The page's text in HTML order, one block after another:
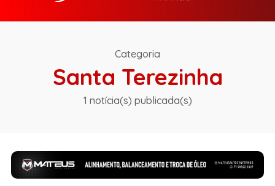
Categoria
Santa Terezinha
1 notícia(s) publicada(s)